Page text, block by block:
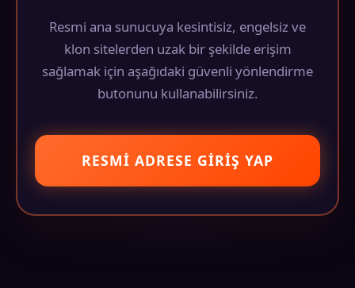
Resmi ana sunucuya kesintisiz, engelsiz ve
klon sitelerden uzak bir şekilde erişim
sağlamak için aşağıdaki güvenli yönlendirme
butonunu kullanabilirsiniz.
RESMI ADRESE GIRIŞ YAP